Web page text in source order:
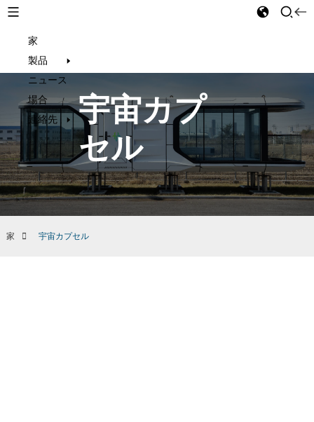
家
製品
ニュース
場合
連絡先
宇宙カプ
セル
家 宇宙カプセル